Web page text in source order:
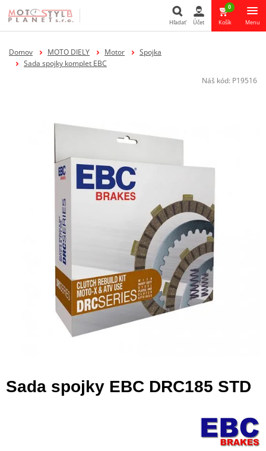
Hľadať Účet
0
Košík Menu
Domov MOTO DIELY Motor
Spojka
Sada spojky komplet EBC
Náš kód: P19516
Sada spojky EBC DRC185 STD